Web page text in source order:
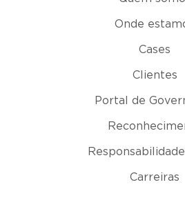
Onde
Cases
Clientes
Portal de
Responsabilidade
Carreiras